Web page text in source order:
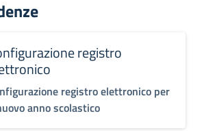
registro
registro elettronico per
anno scolastico